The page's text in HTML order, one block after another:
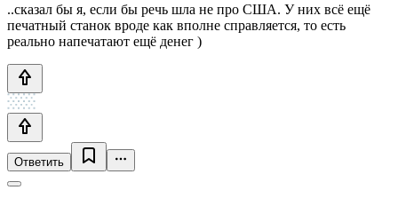
..сказал бы я, если бы речь шла не про США. У них всё ещё
печатный станок вроде как вполне справляется, то есть
реально напечатают ещё денег )
Ответить